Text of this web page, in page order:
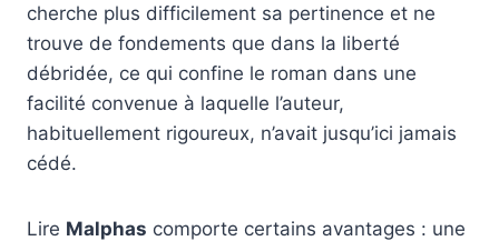
cherche plus difficilement sa pertinence et ne
trouve de fondements que dans la liberté
débridée, ce qui confine le roman dans une
facilité convenue à laquelle l’auteur,
habituellement rigoureux, n’avait jusqu’ici jamais
cédé.
Lire Malphas comporte certains avantages : une